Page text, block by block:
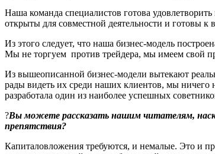
Наша команда специалистов готова
открыты для совместной деятельности и готовы
Из этого следует, что наша бизнес-модель
Мы не торгуем против трейдера, мы имеем свой
Из вышеописанной бизнес-модели вытекают
рады видеть их среди наших клиентов, мы ничего
разработала один из наиболее успешных
?Вы можете рассказать нашим читателям,
препятствия?
Капиталовложения требуются, и немалые. Это и